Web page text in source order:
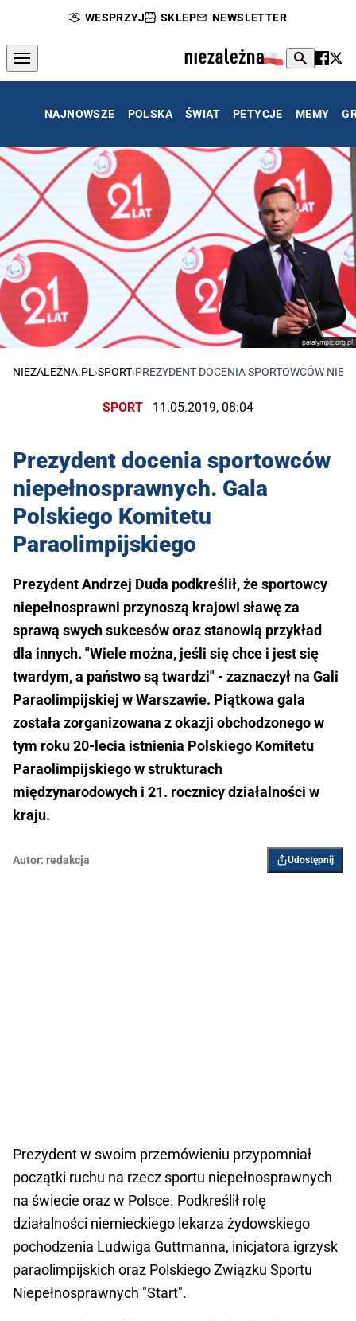
WESPRZYJ SKLEP NEWSLETTER
NAJNOWSZE POLSKA ŚWIAT PETYCJE MEMY
paralympic.org.pl
NIEZALEŻNA.PL ›SPORT›PREZYDENT DOCENIA SPORTOWCÓW
SPORT 11.05.2019, 08:04
Prezydent docenia sportowców
niepełnosprawnych. Gala
Polskiego Komitetu
Paraolimpijskiego
Prezydent Andrzej Duda podkreślił, że sportowcy
niepełnosprawni przynoszą krajowi sławę za
sprawą swych sukcesów oraz stanowią przykład
dla innych. "Wiele można, jeśli się chce i jest się
twardym, a państwo są twardzi" - zaznaczył na Gali
Paraolimpijskiej w Warszawie. Piątkowa gala
została zorganizowana z okazji obchodzonego w
tym roku 20-lecia istnienia Polskiego Komitetu
Paraolimpijskiego w strukturach
międzynarodowych i 21. rocznicy działalności w
kraju.
Autor: redakcja Udostępnij
Prezydent w swoim przemówieniu przypomniał
początki ruchu na rzecz sportu niepełnosprawnych
na świecie oraz w Polsce. Podkreślił rolę
działalności niemieckiego lekarza żydowskiego
pochodzenia Ludwiga Guttmanna, inicjatora igrzysk
paraolimpijskich oraz Polskiego Związku Sportu
Niepełnosprawnych "Start".